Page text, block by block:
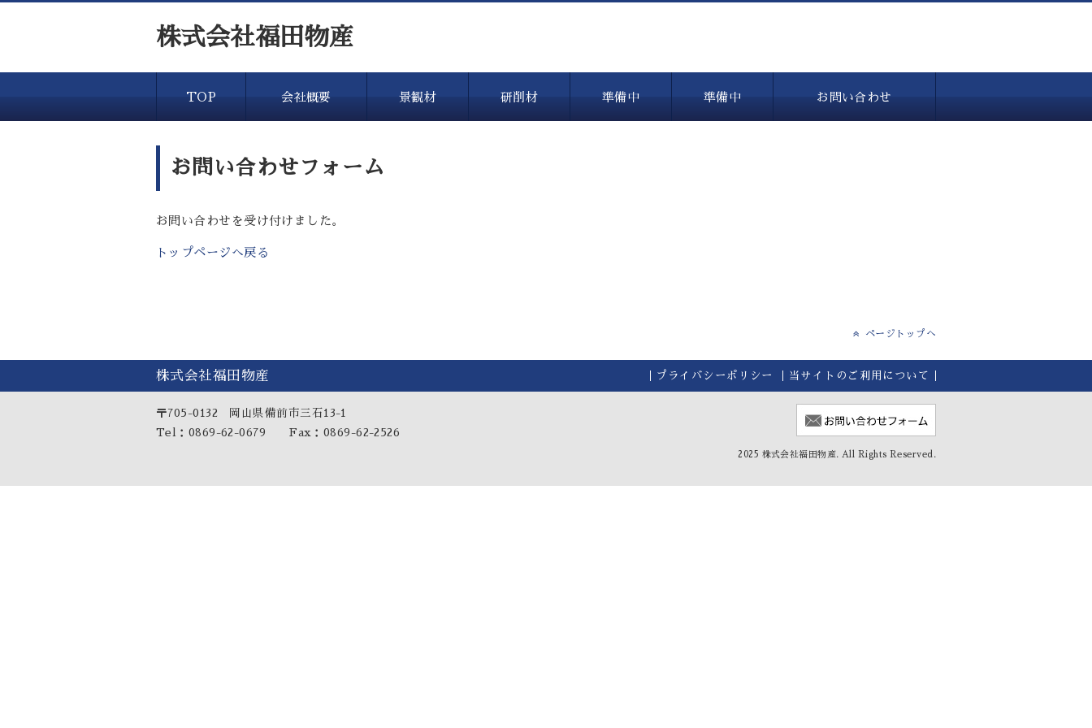
株式会社福田物産
TOP 会社概要 景観材 研削材 準備中 準備中 お問い合わせ
お問い合わせフォーム
お問い合わせを受け付けました。
トップページへ戻る
ページトップへ
株式会社福田物産 プライバシーポリシー 当サイトのご利用について
〒705-0132 岡山県備前市三石13-1
Tel：0869-62-0679 Fax：0869-62-2526
2025 株式会社福田物産. All Rights Reserved.